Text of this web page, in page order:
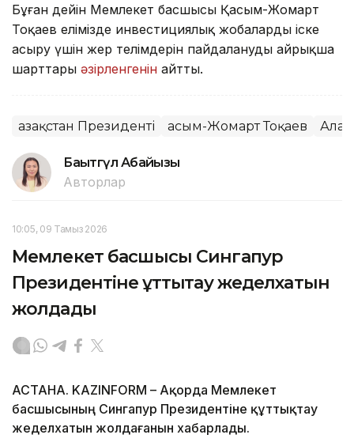
Бұған дейін Мемлекет басшысы Қасым-Жомарт
Тоқаев елімізде инвестициялық жобаларды іске
асыру үшін жер телімдерін пайдаланудың айрықша
шарттары әзірленгенін айтты.
Қазақстан Президенті Қасым-Жомарт Тоқаев
Бақытгүл Абайқызы
Авторлар
10:05, 09 Тамыз 2026
Мемлекет басшысы Сингапур
Президентіне құттықтау жеделхатын
жолдады
АСТАНА. KAZINFORM – Ақорда Мемлекет
басшысының Сингапур Президентіне құттықтау
жеделхатын жолдағанын хабарлады.